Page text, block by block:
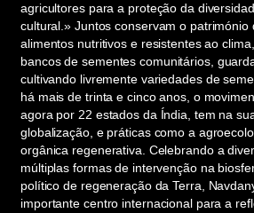
agricultores para a proteção da
cultural.» Juntos conservam o património
alimentos nutritivos e resistentes ao
bancos de sementes comunitários,
cultivando livremente variedades de
há mais de trinta e cinco anos, o
agora por 22 estados da Índia, tem na
globalização, e práticas como a
orgânica regenerativa. Celebrando a
múltiplas formas de intervenção na
político de regeneração da Terra,
importante centro internacional para a